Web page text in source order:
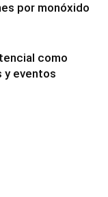
por monóxido
como
y eventos